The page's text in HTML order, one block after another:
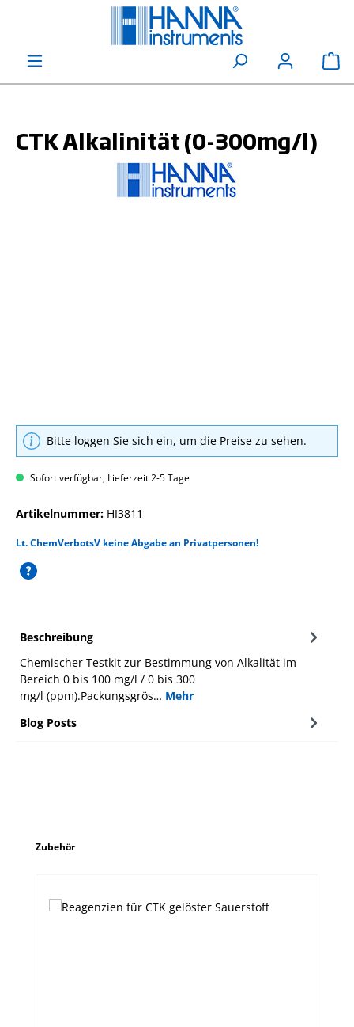
CTK Alkalinität (0-300mg/l)
Bitte loggen Sie sich ein, um die Preise zu sehen.
Sofort verfügbar, Lieferzeit 2-5 Tage
Artikelnummer: HI3811
Lt. ChemVerbotsV keine Abgabe an Privatpersonen!
Beschreibung
Chemischer Testkit zur Bestimmung von Alkalität im
Bereich 0 bis 100 mg/l / 0 bis 300
mg/l (ppm).Packungsgrös… Mehr
Blog Posts
Produktgalerie überspringen
Zubehör